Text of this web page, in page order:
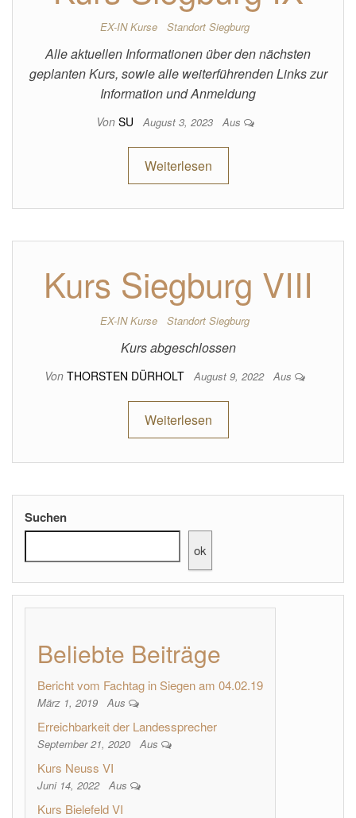
EX-IN Kurse Standort Siegburg
Alle aktuellen Informationen über den nächsten
geplanten Kurs, sowie alle weiterführenden Links zur
Information und Anmeldung
Von SU August 3, 2023 Aus
Weiterlesen
Kurs Siegburg VIII
EX-IN Kurse Standort Siegburg
Kurs abgeschlossen
Von THORSTEN DÜRHOLT August 9, 2022 Aus
Weiterlesen
Suchen
ok
Beliebte Beiträge
Bericht vom Fachtag in Siegen am 04.02.19
März 1, 2019 Aus
Erreichbarkeit der Landessprecher
September 21, 2020 Aus
Kurs Neuss VI
Juni 14, 2022 Aus
Kurs Bielefeld VI